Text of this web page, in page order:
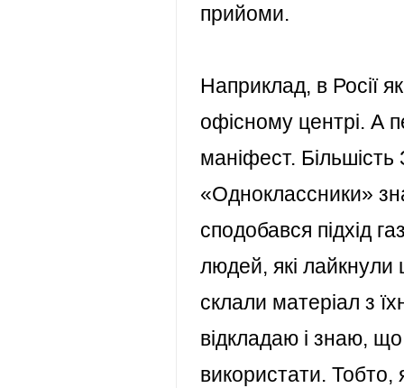
прийоми.
Наприклад, в Росії
офісному центрі. А
маніфест.
«Одноклассники»
сподобався підхід
людей, які лайкнули
склали матеріал з
відкладаю і знаю,
використати. Тобто,